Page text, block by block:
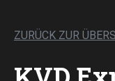
ZURÜCK ZUR